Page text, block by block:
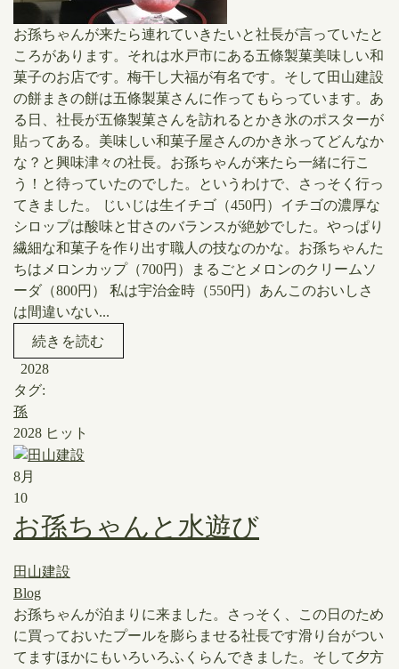
​お孫ちゃんが来たら連れていきたいと社長が言っていたと
ころがあります。それは水戸市にある五條製菓美味しい和
菓子のお店です。梅干し大福が有名です。そして田山建設
の餅まきの餅は五條製菓さんに作ってもらっています。あ
る日、社長が五條製菓さんを訪れるとかき氷のポスターが
貼ってある。美味しい和菓子屋さんのかき氷ってどんなか
な？と興味津々の社長。お孫ちゃんが来たら一緒に行こ
う！と待っていたのでした。というわけで、さっそく行っ
てきました。 じいじは生イチゴ（450円）イチゴの濃厚な
シロップは酸味と甘さのバランスが絶妙でした。やっぱり
繊細な和菓子を作り出す職人の技なのかな。お孫ちゃんた
ちはメロンカップ（700円）まるごとメロンのクリームソ
ーダ（800円） 私は宇治金時（550円）あんこのおいしさ
は間違いない...
続きを読む
2028
タグ:
孫
2028 ヒット
8月
10
お孫ちゃんと水遊び
田山建設
Blog
​お孫ちゃんが泊まりに来ました。さっそく、この日のため
に買っておいたプールを膨らませる社長です​滑り台がつい
てますほかにもいろいろふくらんできました。そして夕方